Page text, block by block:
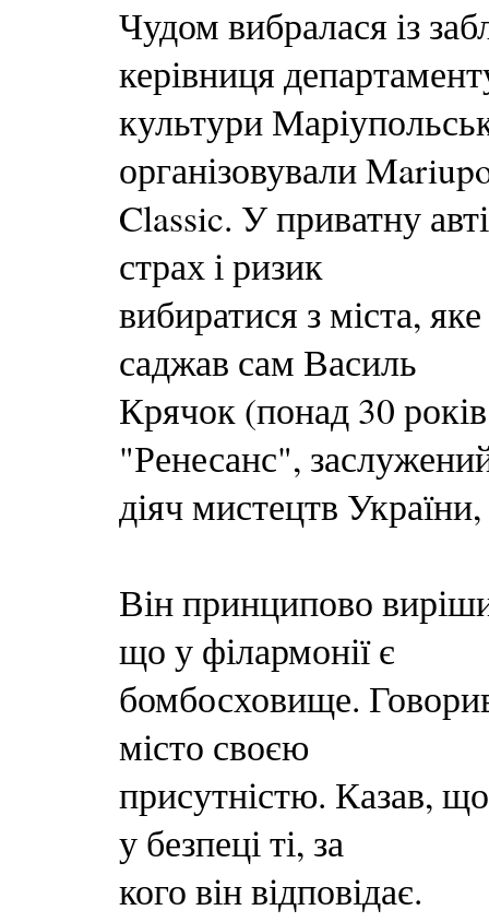
Чудом вибралася із
керівниця
культури
організовували
Classic. У приватну
страх і ризик
вибиратися з міста,
саджав сам Василь
Крячок (понад 30
"Ренесанс",
діяч мистецтв
Він принципово
що у філармонії є
бомбосховище.
місто своєю
присутністю. Казав,
у безпеці ті, за
кого він відповідає.